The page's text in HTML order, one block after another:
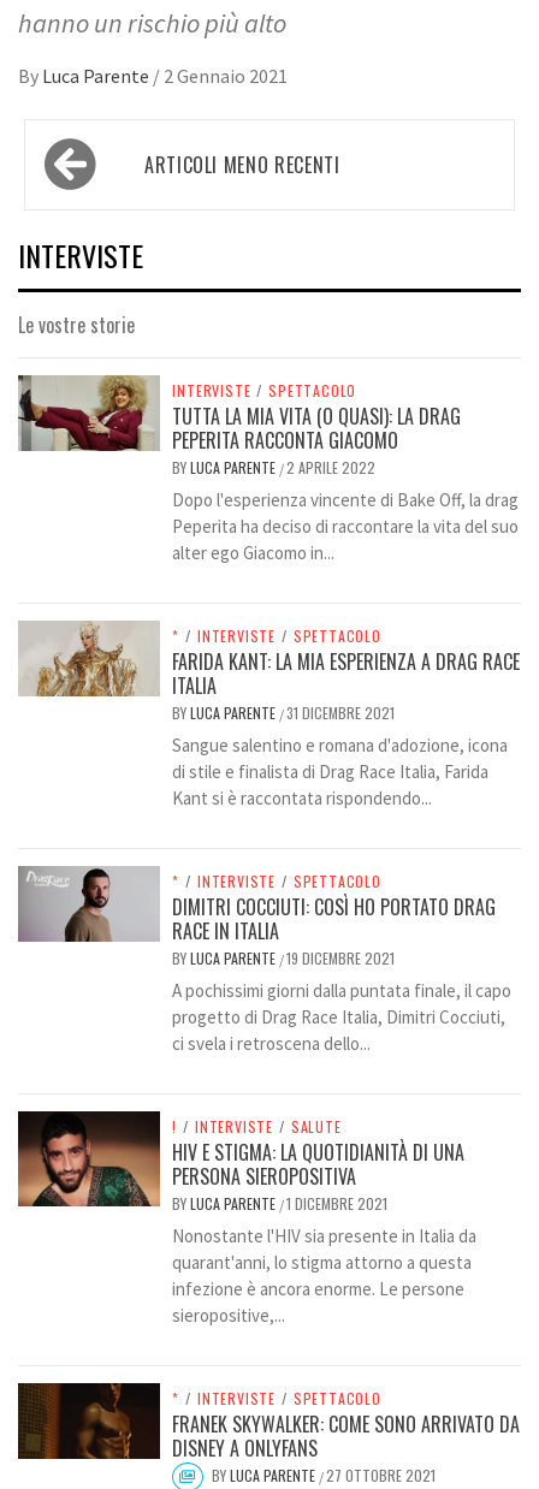
hanno un rischio più alto
By Luca Parente / 2 Gennaio 2021
Navigazione
articoli ARTICOLI MENO RECENTI
INTERVISTE
Le vostre storie
INTERVISTE / SPETTACOLO
TUTTA LA MIA VITA (O QUASI): LA DRAG
PEPERITA RACCONTA GIACOMO
BYLUCA PARENTE /2 APRILE 2022
Dopo l'esperienza vincente di Bake Off, la drag
Peperita ha deciso di raccontare la vita del suo
alter ego Giacomo in...
* / INTERVISTE / SPETTACOLO
FARIDA KANT: LA MIA ESPERIENZA A DRAG RACE
ITALIA
BYLUCA PARENTE /31 DICEMBRE 2021
Sangue salentino e romana d'adozione, icona
di stile e finalista di Drag Race Italia, Farida
Kant si è raccontata rispondendo...
* / INTERVISTE / SPETTACOLO
DIMITRI COCCIUTI: COSÌ HO PORTATO DRAG
RACE IN ITALIA
BYLUCA PARENTE /19 DICEMBRE 2021
A pochissimi giorni dalla puntata finale, il capo
progetto di Drag Race Italia, Dimitri Cocciuti,
ci svela i retroscena dello...
! / INTERVISTE / SALUTE
HIV E STIGMA: LA QUOTIDIANITÀ DI UNA
PERSONA SIEROPOSITIVA
BYLUCA PARENTE /1 DICEMBRE 2021
Nonostante l'HIV sia presente in Italia da
quarant'anni, lo stigma attorno a questa
infezione è ancora enorme. Le persone
sieropositive,...
* / INTERVISTE / SPETTACOLO
FRANEK SKYWALKER: COME SONO ARRIVATO DA
DISNEY A ONLYFANS
BYLUCA PARENTE /27 OTTOBRE 2021